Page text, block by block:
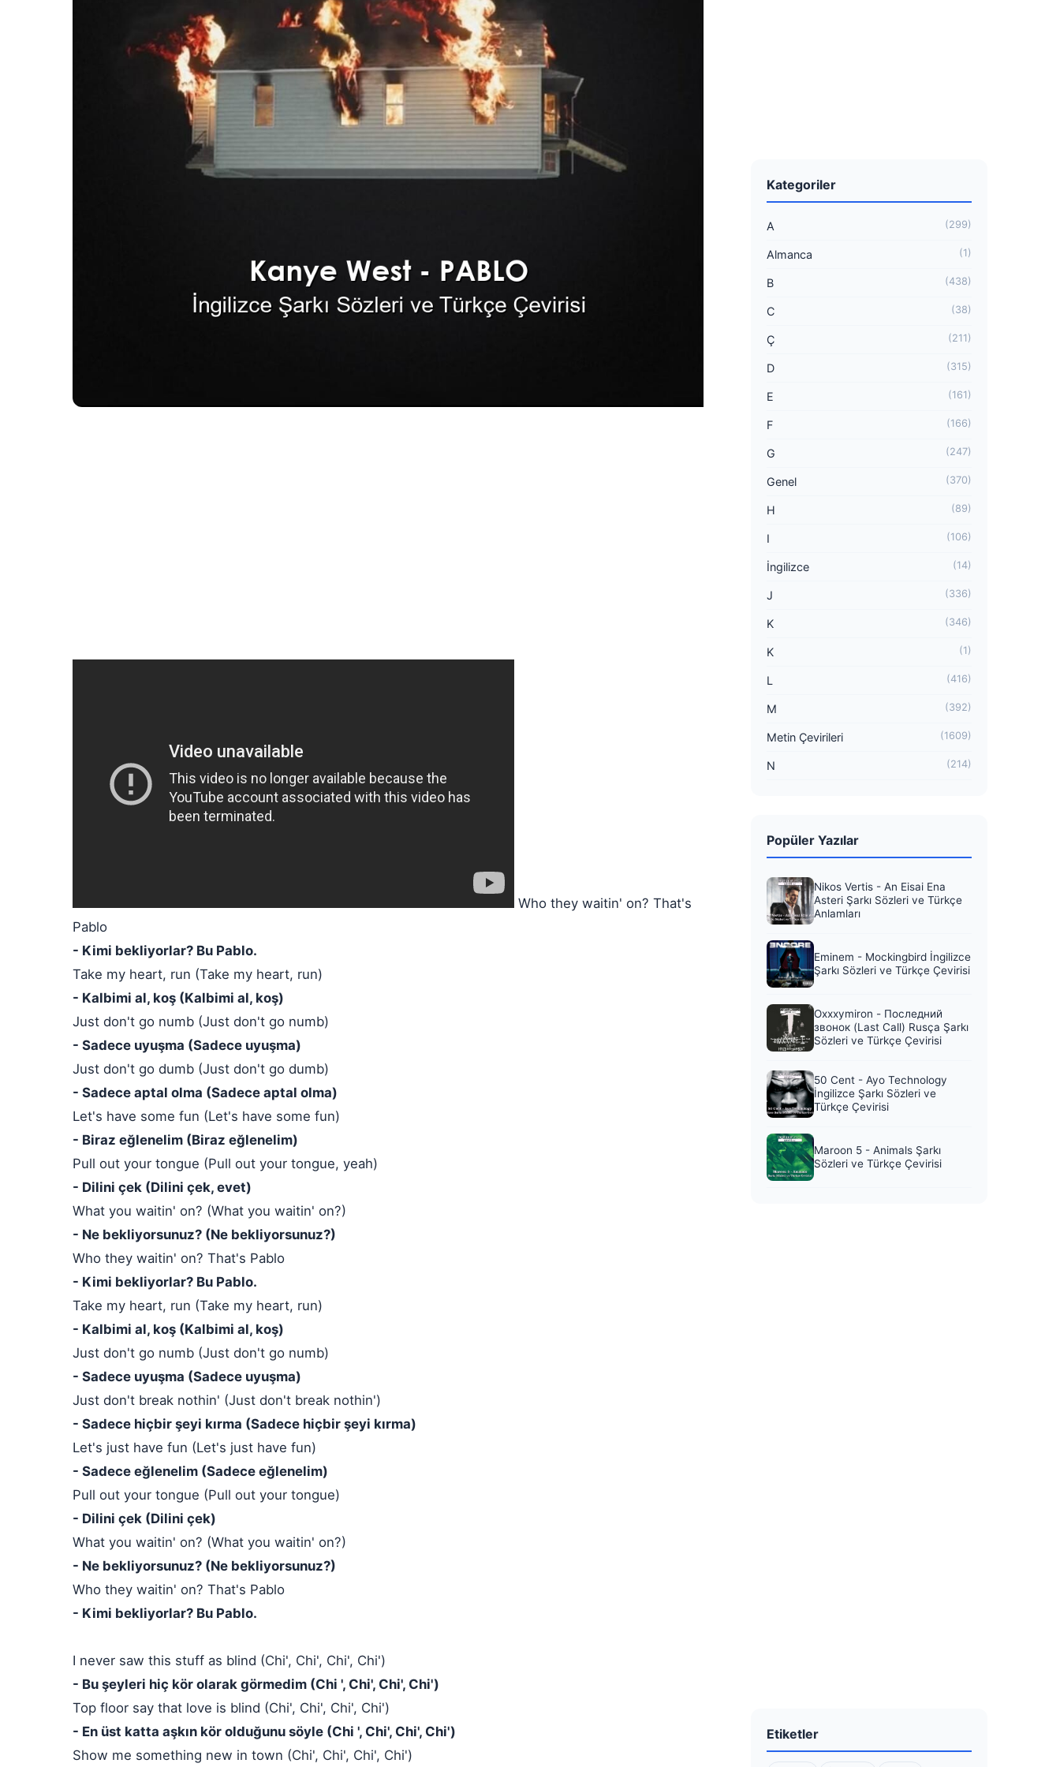
Who they waitin' on? That's
Pablo
- Kimi bekliyorlar? Bu Pablo.
Take my heart, run (Take my heart, run)
- Kalbimi al, koş (Kalbimi al, koş)
Just don't go numb (Just don't go numb)
- Sadece uyuşma (Sadece uyuşma)
Just don't go dumb (Just don't go dumb)
- Sadece aptal olma (Sadece aptal olma)
Let's have some fun (Let's have some fun)
- Biraz eğlenelim (Biraz eğlenelim)
Pull out your tongue (Pull out your tongue, yeah)
- Dilini çek (Dilini çek, evet)
What you waitin' on? (What you waitin' on?)
- Ne bekliyorsunuz? (Ne bekliyorsunuz?)
Who they waitin' on? That's Pablo
- Kimi bekliyorlar? Bu Pablo.
Take my heart, run (Take my heart, run)
- Kalbimi al, koş (Kalbimi al, koş)
Just don't go numb (Just don't go numb)
- Sadece uyuşma (Sadece uyuşma)
Just don't break nothin' (Just don't break nothin')
- Sadece hiçbir şeyi kırma (Sadece hiçbir şeyi kırma)
Let's just have fun (Let's just have fun)
- Sadece eğlenelim (Sadece eğlenelim)
Pull out your tongue (Pull out your tongue)
- Dilini çek (Dilini çek)
What you waitin' on? (What you waitin' on?)
- Ne bekliyorsunuz? (Ne bekliyorsunuz?)
Who they waitin' on? That's Pablo
- Kimi bekliyorlar? Bu Pablo.
I never saw this stuff as blind (Chi', Chi', Chi', Chi')
- Bu şeyleri hiç kör olarak görmedim (Chi ', Chi', Chi', Chi')
Top floor say that love is blind (Chi', Chi', Chi', Chi')
- En üst katta aşkın kör olduğunu söyle (Chi ', Chi', Chi', Chi')
Show me something new in town (Chi', Chi', Chi', Chi')
Kategoriler
A (299)
Almanca (1)
B (438)
C (38)
Ç (211)
D (315)
E (161)
F (166)
G (247)
Genel (370)
H (89)
I (106)
İngilizce (14)
J (336)
K (346)
K (1)
L (416)
M (392)
Metin Çevirileri (1609)
N (214)
Popüler Yazılar
Nikos Vertis - An Eisai Ena
Asteri Şarkı Sözleri ve Türkçe
Anlamları
Eminem - Mockingbird İngilizce
Şarkı Sözleri ve Türkçe Çevirisi
Oxxxymiron - Последний
звонок (Last Call) Rusça Şarkı
Sözleri ve Türkçe Çevirisi
50 Cent - Ayo Technology
İngilizce Şarkı Sözleri ve
Türkçe Çevirisi
Maroon 5 - Animals Şarkı
Sözleri ve Türkçe Çevirisi
Etiketler